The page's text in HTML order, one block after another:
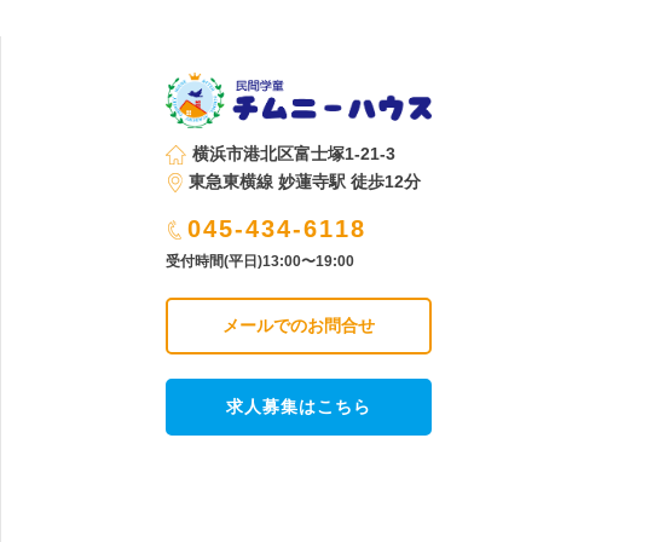
横浜市港北区富士塚1-21-3
東急東横線 妙蓮寺駅 徒歩12分
045-434-6118
受付時間(平日)13:00〜19:00
メールでのお問合せ
求人募集はこちら